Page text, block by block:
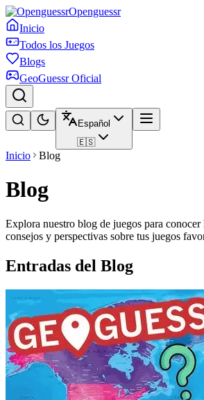
Openguessr
Inicio
Todos los Juegos
Blogs
GeoGuessr Oficial
Español
🇪🇸
Inicio Blog
Blog
Explora nuestro blog de juegos para conocer
consejos y perspectivas sobre tus juegos
Entradas del Blog